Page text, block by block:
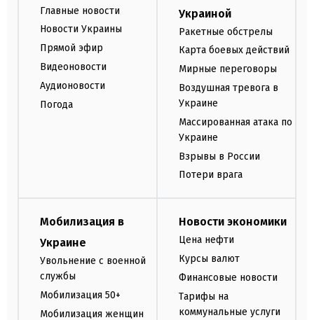
Главные новости
Новости Украины
Прямой эфир
Видеоновости
Аудионовости
Погода
Украиной
Ракетные обстрелы
Карта боевых действий
Мирные переговоры
Воздушная тревога в
Украине
Массированная атака по
Украине
Взрывы в России
Потери врага
Мобилизация в
Украине
Увольнение с военной
службы
Мобилизация 50+
Мобилизация женщин
Новости экономики
Цена нефти
Курсы валют
Финансовые новости
Тарифы на
коммунальные услуги